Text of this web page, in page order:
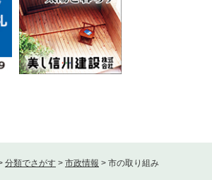
分類でさがす > 市政情報 > 市の取り組み